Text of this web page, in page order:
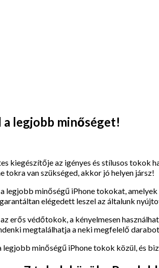
a legjobb minőséget!
kiegészítője az igényes és stílusos tokok
tokra van szükséged, akkor jó helyen jársz!
legjobb minőségű iPhone tokokat,
elégedett leszel az általunk
erős védőtokok, a kényelmesen
megtalálhatja a neki megfelelő
legjobb minőségű iPhone tokok közül, és